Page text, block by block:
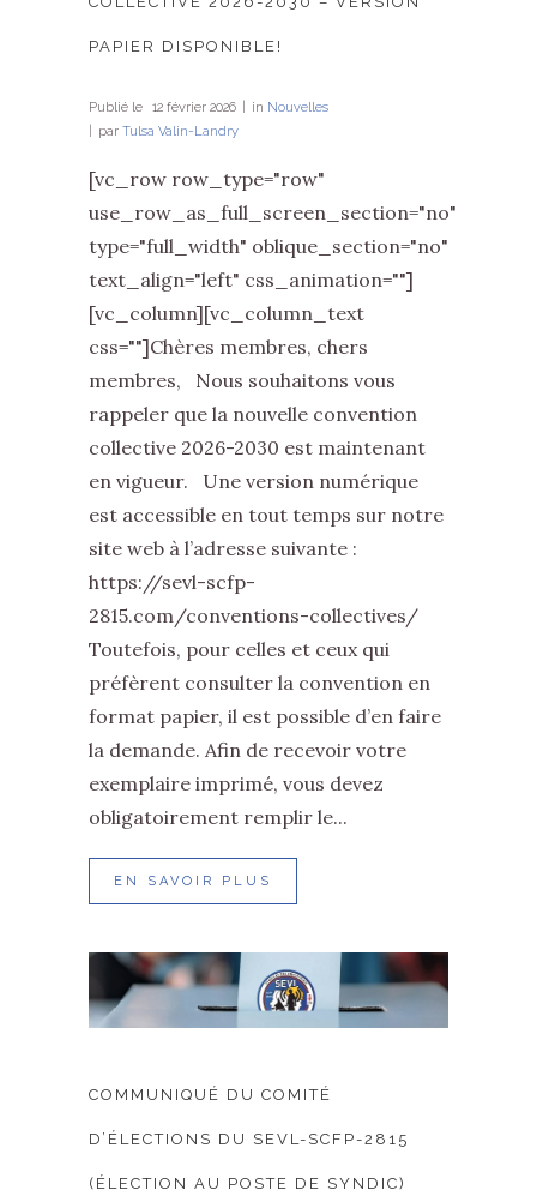
PAPIER DISPONIBLE!
Publié le 12 février 2026 in Nouvelles
par Tulsa Valin-Landry
[vc_row row_type="row"
use_row_as_full_screen_section="no"
type="full_width" oblique_section="no"
text_align="left" css_animation=""]
[vc_column][vc_column_text
css=""]Chères membres, chers
membres, Nous souhaitons vous
rappeler que la nouvelle convention
collective 2026-2030 est maintenant
en vigueur. Une version numérique
est accessible en tout temps sur notre
site web à l’adresse suivante :
https://sevl-scfp-
2815.com/conventions-collectives/
Toutefois, pour celles et ceux qui
préfèrent consulter la convention en
format papier, il est possible d’en faire
la demande. Afin de recevoir votre
exemplaire imprimé, vous devez
obligatoirement remplir le...
EN SAVOIR PLUS
COMMUNIQUÉ DU COMITÉ
D’ÉLECTIONS DU SEVL-SCFP-2815
(ÉLECTION AU POSTE DE SYNDIC)